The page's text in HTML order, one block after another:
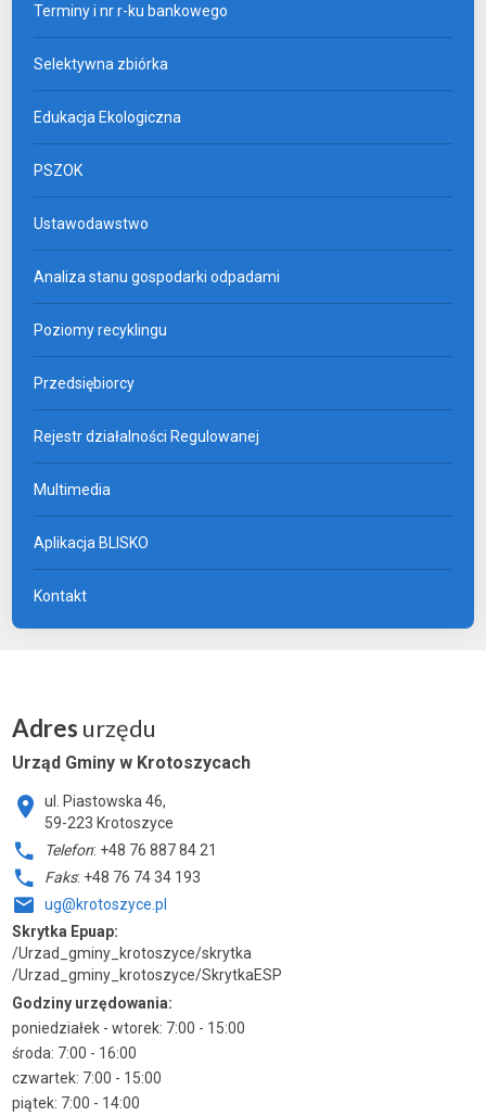
Terminy i nr r-ku bankowego
Selektywna zbiórka
Edukacja Ekologiczna
PSZOK
Ustawodawstwo
Analiza stanu gospodarki odpadami
Poziomy recyklingu
Przedsiębiorcy
Rejestr działalności Regulowanej
Multimedia
Aplikacja BLISKO
Kontakt
Adres urzędu
Urząd Gminy w Krotoszycach
ul. Piastowska 46,
59-223 Krotoszyce
Telefon: +48 76 887 84 21
Faks: +48 76 74 34 193
ug@krotoszyce.pl
Skrytka Epuap:
/Urzad_gminy_krotoszyce/skrytka
/Urzad_gminy_krotoszyce/SkrytkaESP
Godziny urzędowania:
poniedziałek - wtorek: 7:00 - 15:00
środa: 7:00 - 16:00
czwartek: 7:00 - 15:00
piątek: 7:00 - 14:00